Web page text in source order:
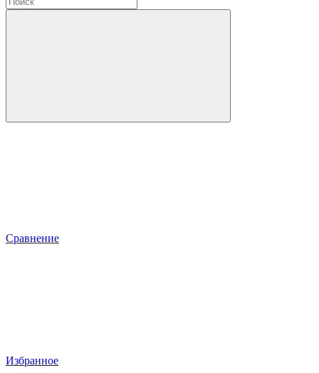
Сравнение
Избранное